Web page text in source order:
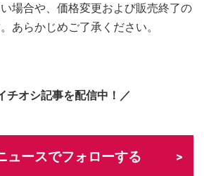
場合や、価格変更および販売終了の
あらかじめご了承ください。
チオシ記事を配信中！／
ュースでフォローする